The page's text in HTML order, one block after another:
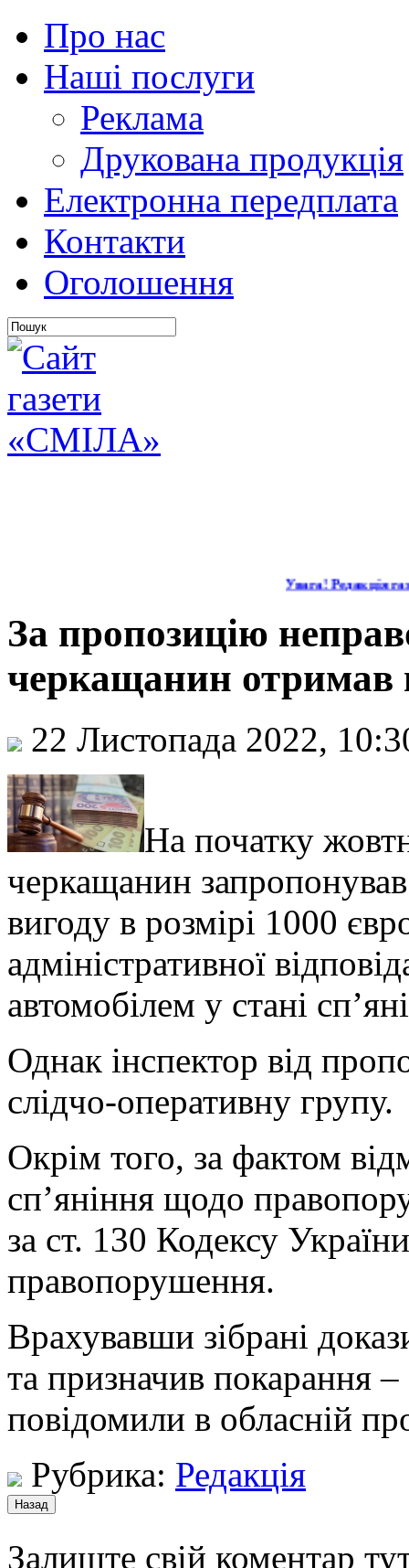
Про нас
Наші послуги
Реклама
Друкована продукція
Електронна передплата
Контакти
Оголошення
Увага! Редакція
За пропозицію
черкащанин отримав
22 Листопада 2022,
На початку
черкащанин
вигоду в розмірі 1000
адміністративної
автомобілем у стані
Однак інспектор від
слідчо-оперативну групу.
Окрім того, за фактом
сп’яніння щодо
за ст. 130 Кодексу
правопорушення.
Врахувавши зібрані
та призначив покарання
повідомили в обласній
Рубрика: Редакція
Залиште свій коментар